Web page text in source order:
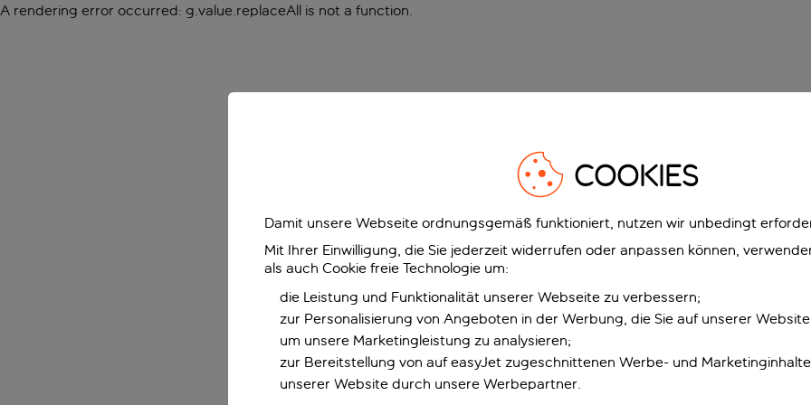
A rendering error occurred: g.value.replaceAll is not a function.
COOKIES
Damit unsere Webseite ordnungsgemäß funktioniert, nutzen wir unbedingt
Mit Ihrer Einwilligung, die Sie jederzeit widerrufen oder anpassen können,
als auch Cookie freie Technologie um:
die Leistung und Funktionalität unserer Webseite zu verbessern;
zur Personalisierung von Angeboten in der Werbung, die Sie auf unserer
um unsere Marketingleistung zu analysieren;
zur Bereitstellung von auf easyJet zugeschnittenen Werbe- und
unserer Website durch unsere Werbepartner.